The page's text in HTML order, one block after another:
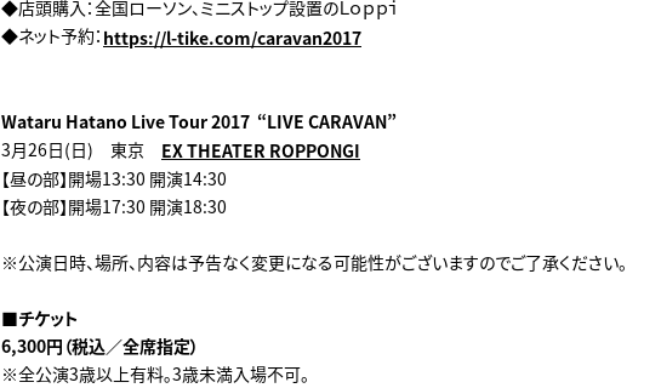
◆店頭購入：全国ローソン、ミニストップ設置のＬｏｐｐｉ
◆ネット予約： https://l-tike.com/caravan2017
Wataru Hatano Live Tour 2017 “LIVE CARAVAN”
3月26日(日) 東京 EX THEATER ROPPONGI
【昼の部】開場13:30 開演14:30
【夜の部】開場17:30 開演18:30
※公演日時、場所、内容は予告なく変更になる可能性がございますのでご了承ください。
■チケット
6,300円（税込／全席指定）
※全公演3歳以上有料｡3歳未満入場不可。